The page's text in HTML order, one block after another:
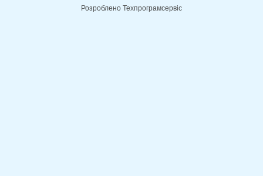
Розроблено Техпрограмсервіс